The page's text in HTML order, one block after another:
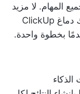
المهام. لا مزيد
من الفحوصات اليدوية المملة - يمنحك دماغ ClickUp
بخطوة واحدة.